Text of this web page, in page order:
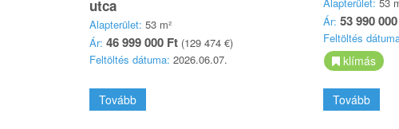
utca
Alapterület: 53 m²
Ár: 46 999 000 Ft (129 474 €)
Feltöltés dátuma: 2026.06.07.
Tovább
Alapterület: 53
Ár: 53 990
Feltöltés
klímás
Tovább